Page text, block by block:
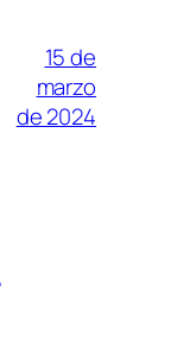
15 de
marzo
de 2024